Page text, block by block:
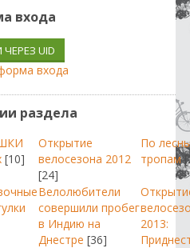
входа
UID
входа
раздела
[10]
Открытие
велосезона 2012
[24]
По
тропам
Велолюбители
совершили пробег
в Индию на
Днестре [36]
2013: